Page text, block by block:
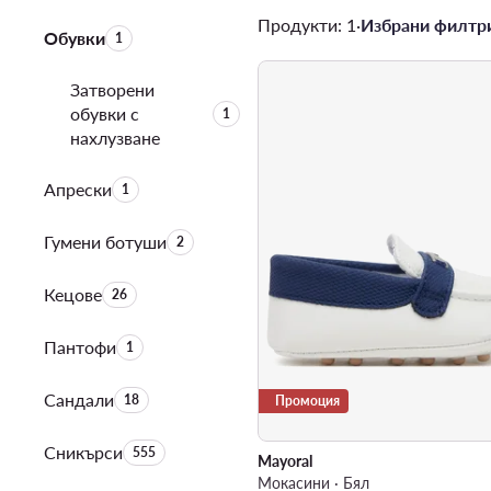
ОбувкиБрой на продуктите:
1
Затворени
обувки с
нахлузване
Брой на продуктите:
1
АпрескиБрой на продуктите:
1
Гумени ботушиБрой на продуктите:
2
КецовеБрой на продуктите:
26
ПантофиБрой на продуктите:
1
СандалиБрой на продуктите:
18
СникърсиБрой на продуктите:
555
Продукти: 1 ·Избрани
Промоция
Mayoral
Мокасини · Бял